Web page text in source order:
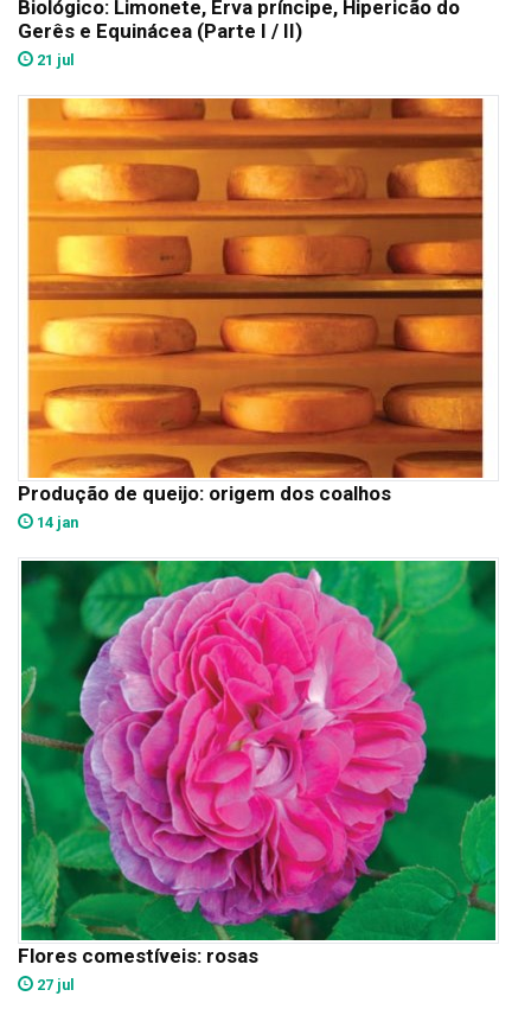
Biológico: Limonete, Erva príncipe, Hipericão do
Gerês e Equinácea (Parte I / II)
21 jul
Produção de queijo: origem dos coalhos
14 jan
Flores comestíveis: rosas
27 jul